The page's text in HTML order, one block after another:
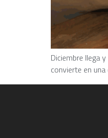
Diciembre llega
convierte en